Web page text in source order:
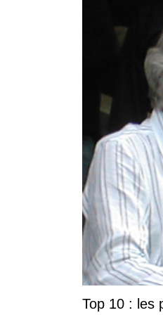
Top 10 : les